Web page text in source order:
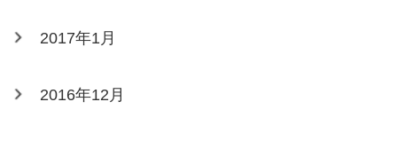
2017年1月
2016年12月